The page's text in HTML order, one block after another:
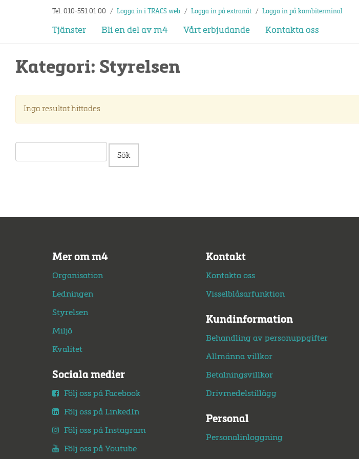
Tel. 010-551 01 00 / Logga in i TRACS web / Logga in på extranät / Logga in på kombiterminal
Tjänster Bli en del av m4 Vårt erbjudande Kontakta oss
Kategori: Styrelsen
Inga resultat hittades
efter:
Mer om m4
Organisation
Ledningen
Styrelsen
Miljö
Kvalitet
Sociala medier
Följ oss på Facebook
Följ oss på LinkedIn
Följ oss på Instagram
Följ oss på Youtube
Kontakt
Kontakta oss
Visselblåsarfunktion
Kundinformation
Behandling av personuppgifter
Allmänna villkor
Betalningsvillkor
Drivmedelstillägg
Personal
Personalinloggning